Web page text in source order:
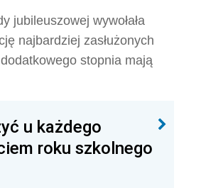
jubileuszowej wywołała
najbardziej zasłużonych
stopnia mają
u każdego
roku szkolnego